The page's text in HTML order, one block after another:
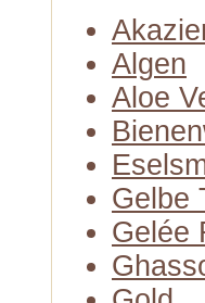
Algen
Aloe
Gelbe
Gelée